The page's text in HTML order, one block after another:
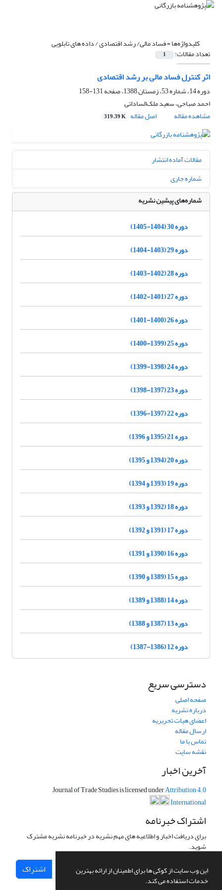
این وب سایت از کوکی ها برای اطمینان از ارائه بهترین
خدمات استفاده می کند.
کلیدواژه‌ها =فساد مالی/ رشد اقتصادی / داده های تابلویی
تعداد مقالات: 1
اثر کنترل فساد مالی بر رشد اقتصادی
دوره 14، شماره 53، زمستان 1388، صفحه
131-158
احمد صباحی، سعید ملک‌الساداتی
مشاهده مقاله
اصل مقاله 319.39 K
مقالات آماده انتشار
شماره جاری
شماره‌های پیشین نشریه
دوره 30 (1404-1405)
دوره 29 (1403-1404)
دوره 28 (1402-1403)
دوره 27 (1401-1402)
دوره 26 (1400-1401)
دوره 25 (1399-1400)
دوره 24 (1398-1399)
دوره 23 (1397-1398)
دوره 22 (1397-1396)
دوره 21 (1395 و 1396)
دوره 20 (1394 و 1395)
دوره 19 (1393 و 1394)
دوره 18 (1392 و 1393)
دوره 17 (1391 و 1392)
دوره 16 (1390 و 1391)
دوره 15 (1389 و 1390)
دوره 14 (1388 و 1389)
دوره 13 (1387 و 1388)
دوره 12 (1386-1387)
دسترسی سریع
صفحه اصلی
درباره نشریه
اعضای هیات تحریریه
ارسال مقاله
تماس با ما
نقشه سایت
آخرین اخبار
Journal of Trade Studies is licensed underAttribution 4.0
International
اشتراک خبرنامه
برای دریافت اخبار و اطلاعیه های مهم نشریه در خبرنامه نشریه مشترک
شوید.
اشتراک